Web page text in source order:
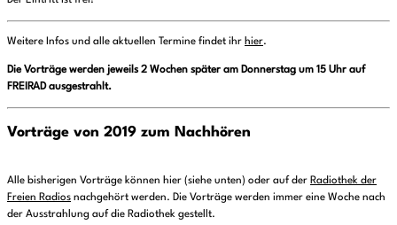
Weitere Infos und alle aktuellen Termine findet ihr hier.
Die Vorträge werden jeweils 2 Wochen später am Donnerstag um 15 Uhr auf
FREIRAD ausgestrahlt.
Vorträge von 2019 zum Nachhören
Alle bisherigen Vorträge können hier (siehe unten) oder auf der Radiothek der
Freien Radios nachgehört werden. Die Vorträge werden immer eine Woche nach
der Ausstrahlung auf die Radiothek gestellt.